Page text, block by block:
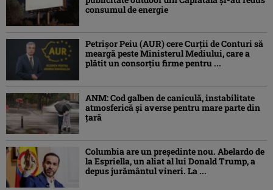
consumul de energie
Petrişor Peiu (AUR) cere Curții de Conturi să
meargă peste Ministerul Mediului, care a
plătit un consorţiu firme pentru ...
ANM: Cod galben de caniculă, instabilitate
atmosferică și averse pentru mare parte din
țară
Columbia are un președinte nou. Abelardo de
la Espriella, un aliat al lui Donald Trump, a
depus jurământul vineri. La ...